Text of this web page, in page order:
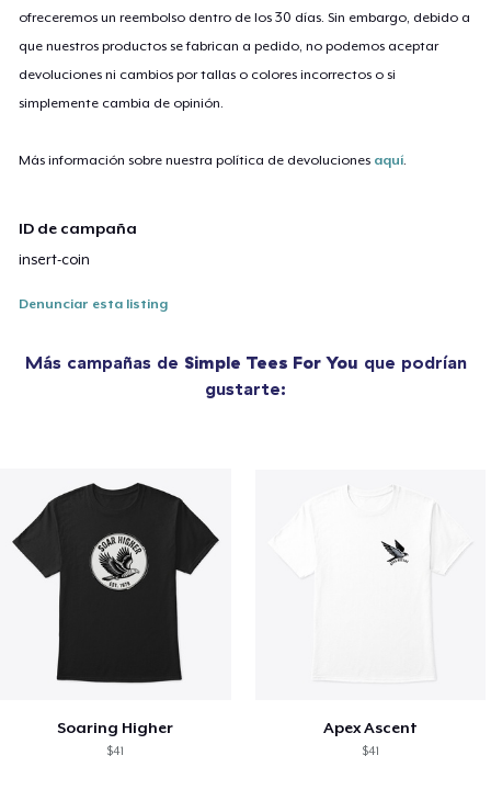
ofreceremos un reembolso dentro de los 30 días. Sin embargo, debido a
que nuestros productos se fabrican a pedido, no podemos aceptar
devoluciones ni cambios por tallas o colores incorrectos o si
simplemente cambia de opinión.
Más información sobre nuestra política de devoluciones aquí
ID de campaña
insert-coin
Denunciar esta listing
Más campañas de Simple Tees For You que podrían
gustarte:
Soaring Higher
$41
Apex Ascent
$41